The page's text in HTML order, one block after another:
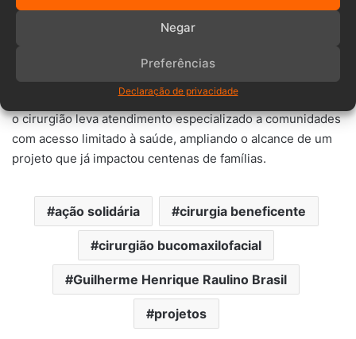
Negar
Preferências
Declaração de privacidade
Com base de atendimento em Araranguá e consultório em
Palhoça, Guilherme também expandiu sua atuação para
ações humanitárias fora do Brasil.
Em missões internacionais, como as realizadas em Angola,
o cirurgião leva atendimento especializado a comunidades
com acesso limitado à saúde, ampliando o alcance de um
projeto que já impactou centenas de famílias.
ação solidária cirurgia beneficente
cirurgião bucomaxilofacial
Guilherme Henrique Raulino Brasil
projetos